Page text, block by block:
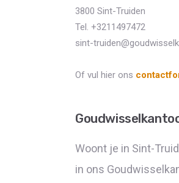
3800 Sint-Truiden
Tel. +3211497472
sint-
Of vul hier ons
Woont je in Sint-
in ons